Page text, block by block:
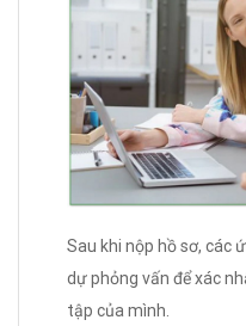
Sau khi nộp hồ sơ, các
dự phỏng vấn để xác
tập của mình.